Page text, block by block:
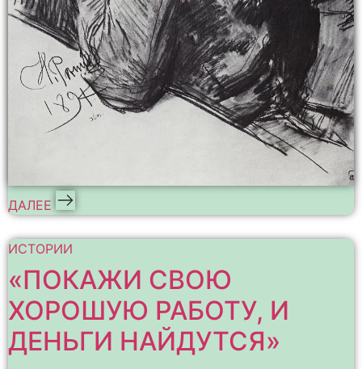
ДАЛЕЕ
ИСТОРИИ
«ПОКАЖИ СВОЮ
ХОРОШУЮ РАБОТУ, И
ДЕНЬГИ НАЙДУТСЯ»